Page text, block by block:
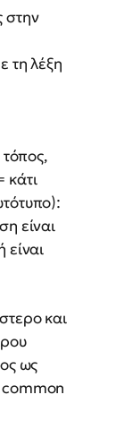
στην
τη λέξη
τόπος,
κάτι
είναι
είναι
και
ως
common